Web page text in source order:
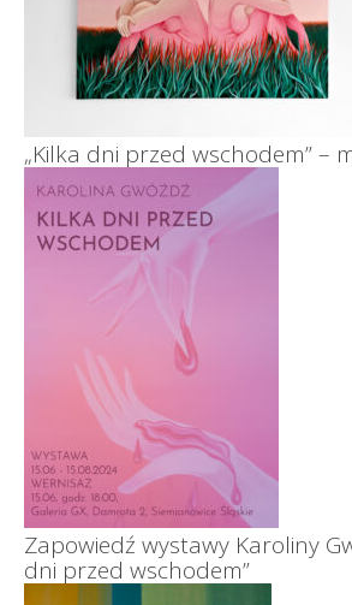
„Kilka dni przed wschodem” –
Zapowiedź wystawy Karoliny
dni przed wschodem”